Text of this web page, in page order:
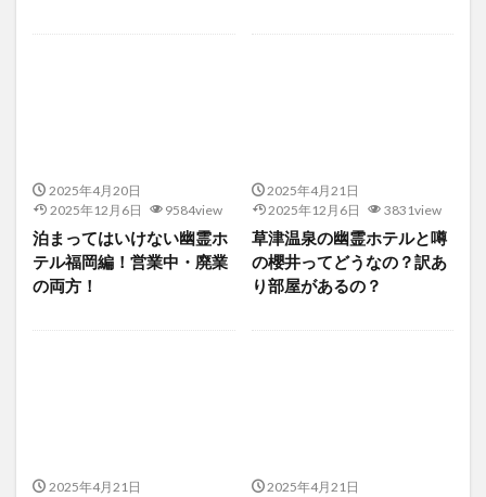
2025年4月20日
2025年12月6日
9584view
泊まってはいけない幽霊ホ
テル福岡編！営業中・廃業
の両方！
2025年4月21日
2025年12月6日
3831view
草津温泉の幽霊ホテルと噂
の櫻井ってどうなの？訳あ
り部屋があるの？
2025年4月21日 2025年4月21日